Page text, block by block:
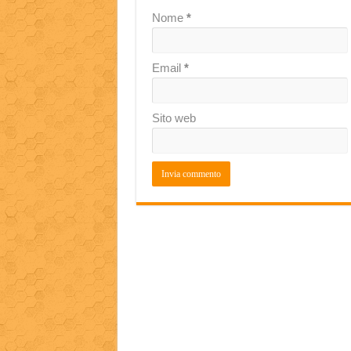
Nome *
Email *
Sito web